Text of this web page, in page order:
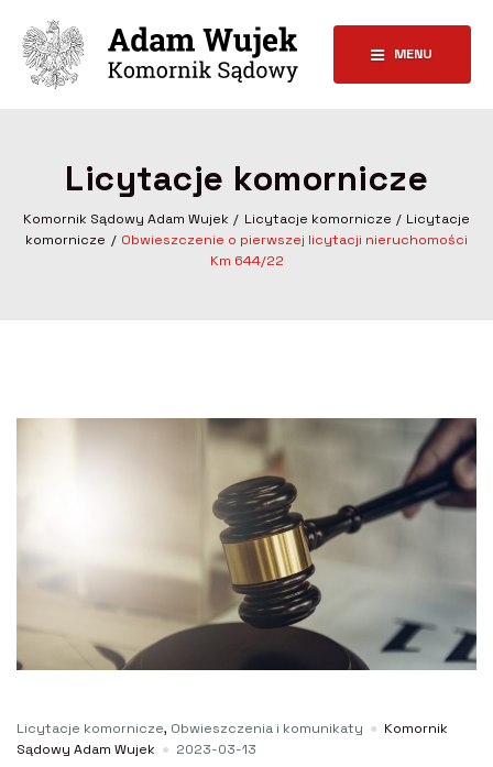
MENU
Licytacje komornicze
Komornik Sądowy Adam Wujek Licytacje komornicze
Licytacje
komornicze
Obwieszczenie o pierwszej licytacji nieruchomości
Km 644/22
Licytacje komornicze, Obwieszczenia i komunikaty
Komornik
Sądowy Adam Wujek
2023-03-13